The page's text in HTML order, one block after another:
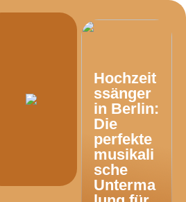
Hochzeit
ssänger
in Berlin:
Die
perfekte
musikali
sche
Unterma